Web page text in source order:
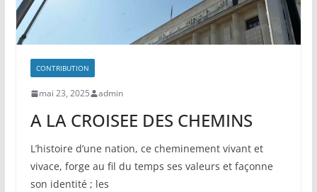
CONTRIBUTION
mai 23, 2025 admin
A LA CROISEE DES CHEMINS
L’histoire d’une nation, ce cheminement vivant et
vivace, forge au fil du temps ses valeurs et façonne
son identité ; les